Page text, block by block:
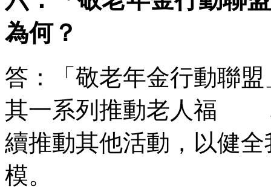
為何？
答：「敬老年金行動聯
其一系列推動老人福
續推動其他活動，以
模。